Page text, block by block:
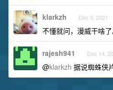
klarkzh Dec 9, 2021
不懂就问，漫威干啥了
rajesh941 Dec 14,
@klarkzh 据说蜘蛛侠